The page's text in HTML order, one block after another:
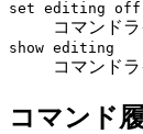
set editing off
コマンド
show editing
コマンド
コマンド